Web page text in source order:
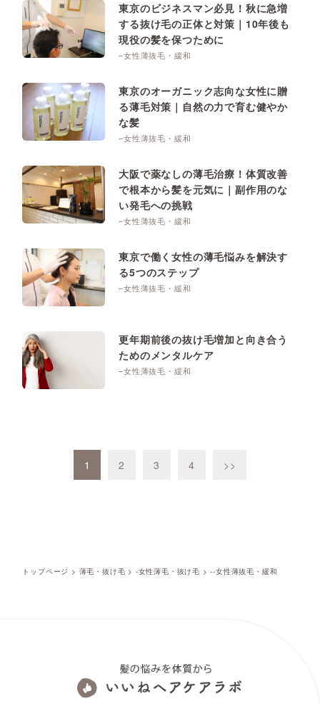
東京のビジネスマン必見！秋に急増
する抜け毛の正体と対策｜10年後も
現役の髪を保つために
–女性薄抜毛・緩和
東京のオーガニック志向な女性に贈
る薄毛対策｜自然の力で育む健やか
な髪
–女性薄抜毛・緩和
大阪で薬なしの薄毛治療！体質改善
で根本から髪を元気に｜副作用のな
い発毛への挑戦
–女性薄抜毛・緩和
東京で働く女性の薄毛悩みを解決す
る5つのステップ
–女性薄抜毛・緩和
更年期前後の抜け毛増加と向き合う
ためのメンタルケア
–女性薄抜毛・緩和
1 2 3 4 >>
トップページ > 薄毛・抜け毛 > -女性薄毛・抜け毛 >--女性薄抜毛・緩和